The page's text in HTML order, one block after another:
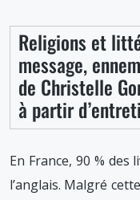
Religions et
message,
de Christelle
à partir
En France, 90 %
l’anglais. Malgré